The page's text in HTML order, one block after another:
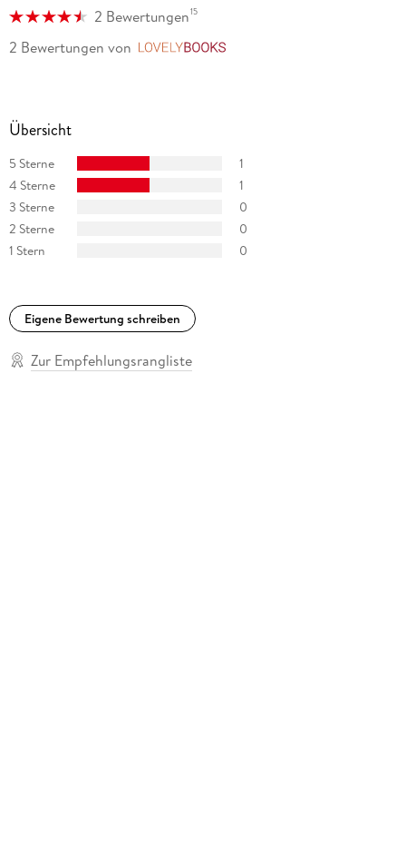
2 Bewertungen15
2 Bewertungen von
Übersicht
5 Sterne
1
4 Sterne
1
3 Sterne
0
2 Sterne
0
1 Stern
0
Eigene Bewertung schreiben
Zur Empfehlungsrangliste